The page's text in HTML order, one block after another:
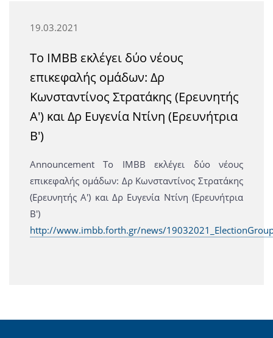
19.03.2021
Το IMBB εκλέγει δύο νέους
επικεφαλής ομάδων: Δρ
Κωνσταντίνος Στρατάκης (Ερευνητής
Α') και Δρ Ευγενία Ντίνη (Ερευνήτρια
Β')
Announcement Το IMBB εκλέγει δύο νέους
επικεφαλής ομάδων: Δρ Κωνσταντίνος Στρατάκης
(Ερευνητής Α') και Δρ Ευγενία Ντίνη (Ερευνήτρια
Β')
http://www.imbb.forth.gr/news/